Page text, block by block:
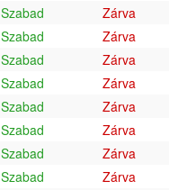
Szabad Zárva
Szabad Zárva
Szabad Zárva
Szabad Zárva
Szabad Zárva
Szabad Zárva
Szabad Zárva
Szabad Zárva